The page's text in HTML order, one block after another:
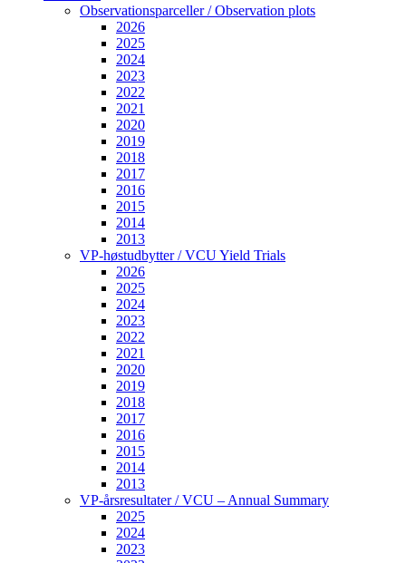
Observationsparceller / Observation plots
2026
2025
2024
2023
2022
2021
2020
2019
2018
2017
2016
2015
2014
2013
VP-høstudbytter / VCU Yield Trials
2026
2025
2024
2023
2022
2021
2020
2019
2018
2017
2016
2015
2014
2013
VP-årsresultater / VCU – Annual Summary
2025
2024
2023